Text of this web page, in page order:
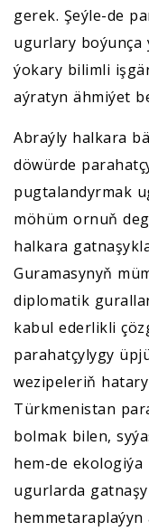
gerek. Şeýle-de
ugurlary boýunça
ýokary bilimli
aýratyn ähmiýet
Abraýly halkara
döwürde
pugtalandyrmak
möhüm ornuň
halkara
Guramasynyň
diplomatik
kabul ederlikli
parahatçylygy
wezipeleriň
Türkmenistan
bolmak bilen,
hem-de
ugurlarda